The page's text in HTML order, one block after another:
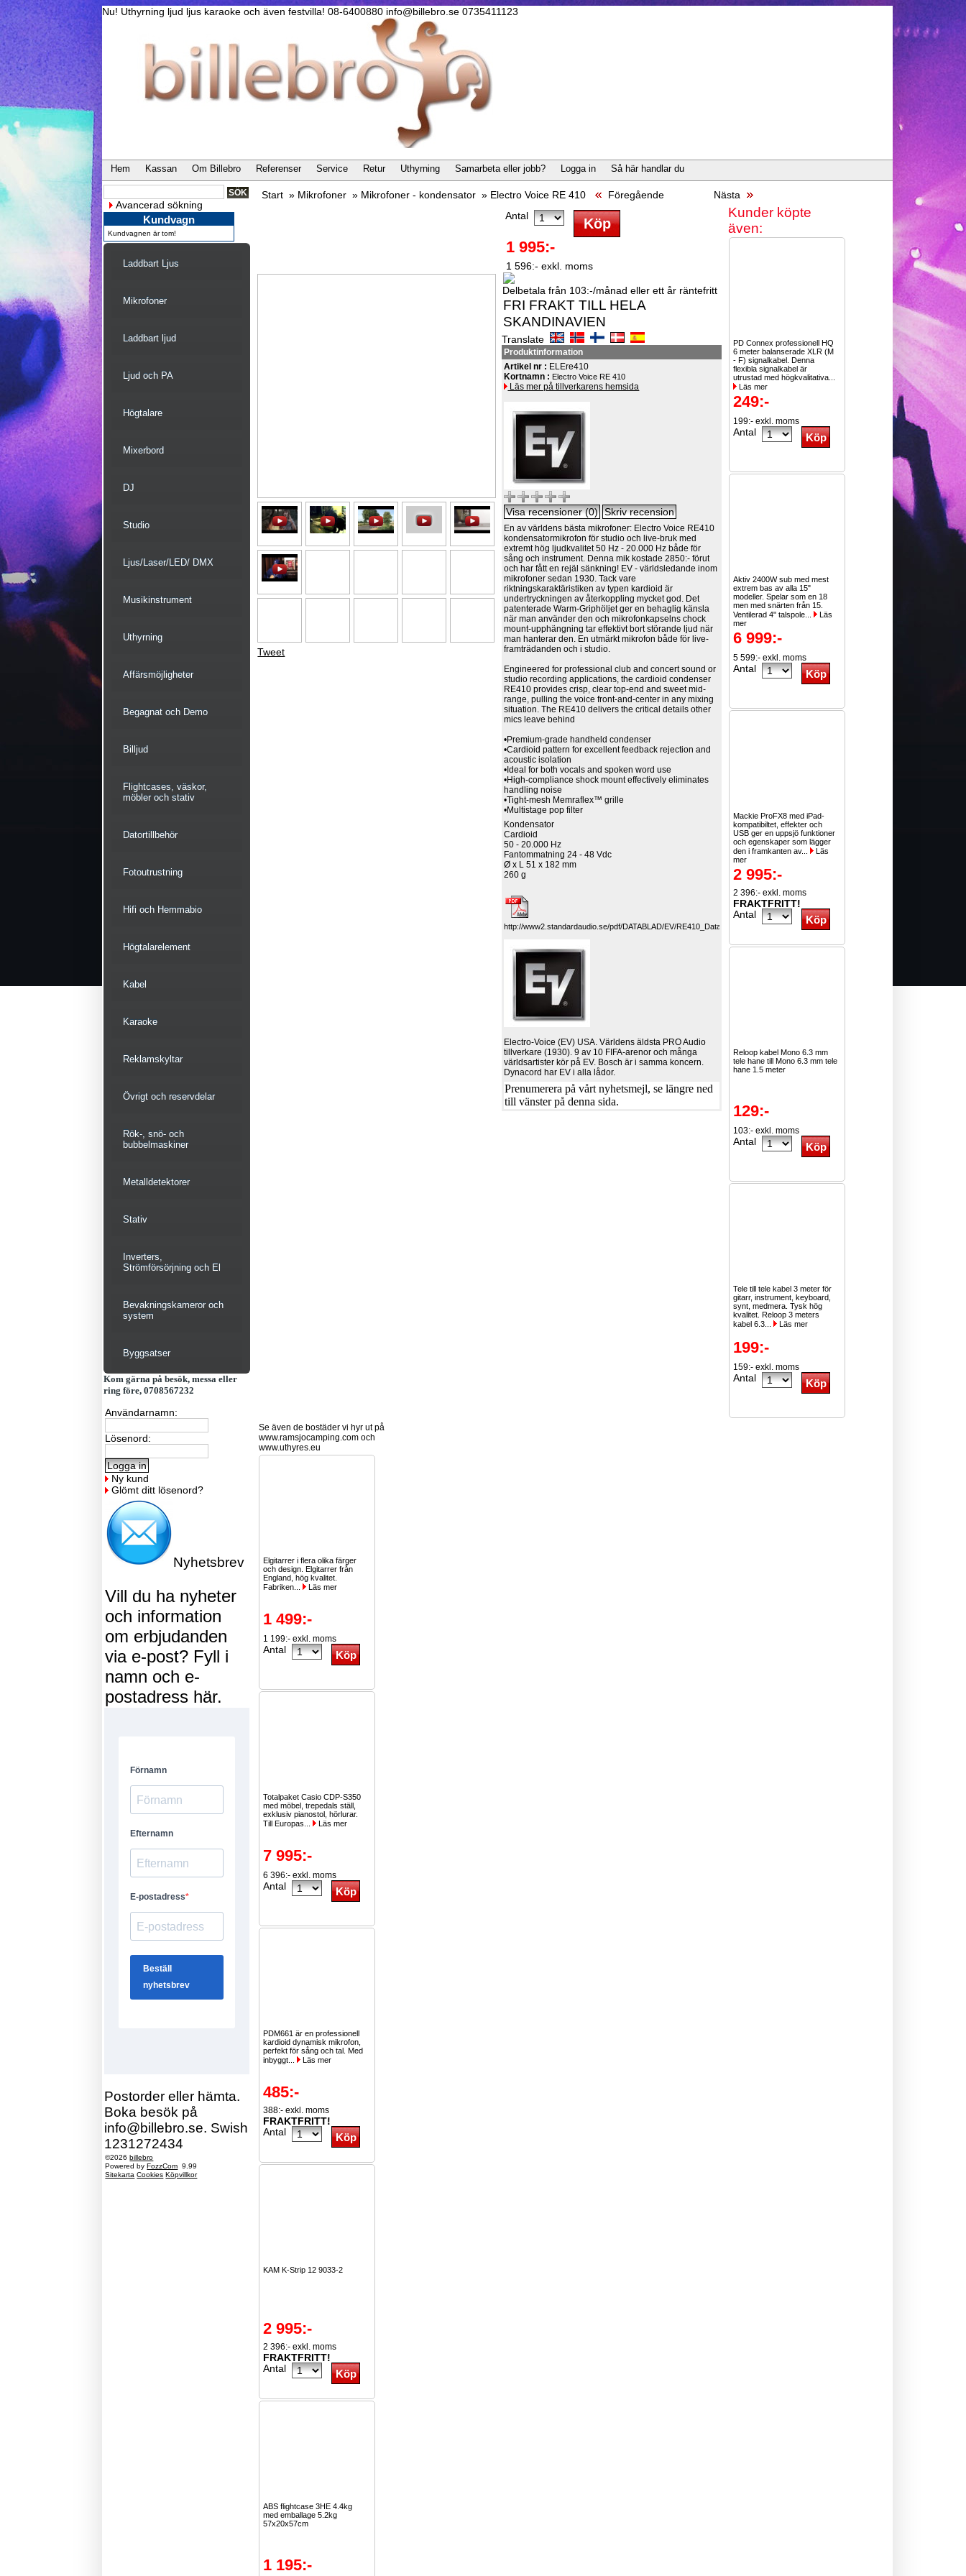
Nu! Uthyrning ljud ljus karaoke och även festvilla! 08-6400880 info@billebro.se 0735411123
Hem Kassan Om Billebro Referenser Service Retur Uthyrning Samarbeta eller jobb? Logga in Så här handlar du
Avancerad sökning
Kundvagn
Kundvagnen är tom!
Laddbart Ljus
Mikrofoner
Laddbart ljud
Ljud och PA
Högtalare
Mixerbord
DJ
Studio
Ljus/Laser/LED/ DMX
Musikinstrument
Uthyrning
Affärsmöjligheter
Begagnat och Demo
Billjud
Flightcases, väskor,
möbler och stativ
Datortillbehör
Fotoutrustning
Hifi och Hemmabio
Högtalarelement
Kabel
Karaoke
Reklamskyltar
Övrigt och reservdelar
Rök-, snö- och
bubbelmaskiner
Metalldetektorer
Stativ
Inverters,
Strömförsörjning och El
Bevakningskameror och
system
Byggsatser
Kom gärna på besök, messa eller
ring före, 0708567232
Användarnamn:
Lösenord:
Ny kund
Glömt ditt lösenord?
Nyhetsbrev
Vill du ha nyheter
och information
om erbjudanden
via e-post? Fyll i
namn och e-
postadress här.
Postorder eller hämta.
Boka besök på
info@billebro.se. Swish
1231272434
©2026billebro
Powered byFozzCom 9.99
Sitekarta Cookies Köpvillkor
Start » Mikrofoner » Mikrofoner - kondensator » Electro Voice RE 410 Föregående Nästa
Tweet
Antal
1 995:-
1 596:- exkl. moms
Delbetala från 103:-/månad eller ett år räntefritt
FRI FRAKT TILL HELA
SKANDINAVIEN
Translate
Produktinformation
Artikel nr : ELEre410
Kortnamn : Electro Voice RE 410
Läs mer på tillverkarens hemsida
En av världens bästa mikrofoner: Electro Voice RE410
kondensatormikrofon för studio och live-bruk med
extremt hög ljudkvalitet 50 Hz - 20.000 Hz både för
sång och instrument. Denna mik kostade 2850:- förut
och har fått en rejäl sänkning! EV - världsledande inom
mikrofoner sedan 1930. Tack vare
riktningskaraktäristiken av typen kardioid är
undertryckningen av återkoppling mycket god. Det
patenterade Warm-Griphöljet ger en behaglig känsla
när man använder den och mikrofonkapselns chock
mount-upphängning tar effektivt bort störande ljud när
man hanterar den. En utmärkt mikrofon både för live-
framträdanden och i studio.
Engineered for professional club and concert sound or
studio recording applications, the cardioid condenser
RE410 provides crisp, clear top-end and sweet mid-
range, pulling the voice front-and-center in any mixing
situation. The RE410 delivers the critical details other
mics leave behind
•Premium-grade handheld condenser
•Cardioid pattern for excellent feedback rejection and
acoustic isolation
•Ideal for both vocals and spoken word use
•High-compliance shock mount effectively eliminates
handling noise
•Tight-mesh Memraflex™ grille
•Multistage pop filter
Kondensator
Cardioid
50 - 20.000 Hz
Fantommatning24 - 48 Vdc
Ø x L51 x 182 mm
260 g
http://www2.standardaudio.se/pdf/DATABLAD/EV/RE410_Datablad_En.pdf
Electro-Voice (EV) USA. Världens äldsta PRO Audio
tillverkare (1930). 9 av 10 FIFA-arenor och många
världsartister kör på EV. Bosch är i samma koncern.
Dynacord har EV i alla lådor.
Prenumerera på vårt nyhetsmejl, se längre ned
till vänster på denna sida.
Kunder köpte
även:
PD Connex professionell HQ
6 meter balanserade XLR (M
- F) signalkabel. Denna
flexibla signalkabel är
utrustad med högkvalitativa...
Läs mer
249:-
199:- exkl. moms
Antal
Aktiv 2400W sub med mest
extrem bas av alla 15"
modeller. Spelar som en 18
men med snärten från 15.
Ventilerad 4" talspole...
Läs
mer
6 999:-
5 599:- exkl. moms
Antal
Mackie ProFX8 med iPad-
kompatibiltet, effekter och
USB ger en uppsjö funktioner
och egenskaper som lägger
den i framkanten av...
Läs
mer
2 995:-
2 396:- exkl. moms
FRAKTFRITT!
Antal
Reloop kabel Mono 6.3 mm
tele hane till Mono 6.3 mm tele
hane 1.5 meter
129:-
103:- exkl. moms
Antal
Tele till tele kabel 3 meter för
gitarr, instrument, keyboard,
synt, medmera. Tysk hög
kvalitet. Reloop 3 meters
kabel 6.3...
Läs mer
199:-
159:- exkl. moms
Antal
Se även de bostäder vi hyr ut på
www.ramsjocamping.com och
www.uthyres.eu
Elgitarrer i flera olika färger
och design. Elgitarrer från
England, hög kvalitet.
Fabriken...
Läs mer
1 499:-
1 199:- exkl. moms
Antal
Totalpaket Casio CDP-S350
med möbel, trepedals ställ,
exklusiv pianostol, hörlurar.
Till Europas...
Läs mer
7 995:-
6 396:- exkl. moms
Antal
PDM661 är en professionell
kardioid dynamisk mikrofon,
perfekt för sång och tal. Med
inbyggt...
Läs mer
485:-
388:- exkl. moms
FRAKTFRITT!
Antal
KAM K-Strip 12 9033-2
2 995:-
2 396:- exkl. moms
FRAKTFRITT!
Antal
ABS flightcase 3HE 4.4kg
med emballage 5.2kg
57x20x57cm
1 195:-